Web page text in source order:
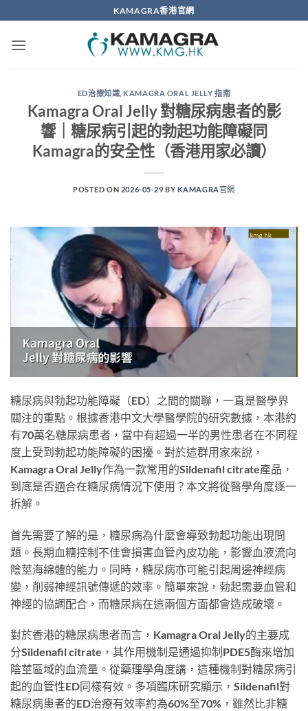
to
content
KAMAGRA香港官網
ED治療知識 KAMAGRA ORAL JELLY 指南
Kamagra Oral Jelly 對糖尿病患者的影
響｜糖尿病引起的勃起功能障礙同
Kamagra的安全性（香港用家必讀）
POSTED ON 2026-05-29 BY KAMAGRA官網
糖尿病與勃起功能障礙（ED）之間的關聯，一直是醫學界
關注的重點。根據香港中文大學醫學院的研究數據，本港約
有70萬名糖尿病患者，當中有超過一半的男性患者在不同程
度上受到勃起功能障礙的困擾。對於這群用家來說，
Kamagra Oral Jelly作為一款常用的Sildenafil citrate產品，
到底是否適合在糖尿病情況下使用？本文將從醫學角度逐一
拆解。
首先需要了解的是，糖尿病為什麼會導致勃起功能出現問
題。長期血糖控制不佳會損害血管內皮功能，影響血液流向
陰莖海綿體的能力。同時，糖尿病亦可能引起周邊神經病
變，削弱神經訊號傳遞的效率。簡單來說，勃起需要血管和
神經的協調配合，而糖尿病在這兩個方面都會造成破壞。
對於香港的糖尿病患者而言，Kamagra Oral Jelly的主要成
分Sildenafil citrate，其作用機制是通過抑制PDE5酶來增加
陰莖區域的血流量。從藥理學角度講，這種機制對糖尿病引
起的血管性ED同樣有效。多項臨床研究顯示，Sildenafil對
糖尿病患者的ED治療有效率約為60%至70%，雖然比非糖